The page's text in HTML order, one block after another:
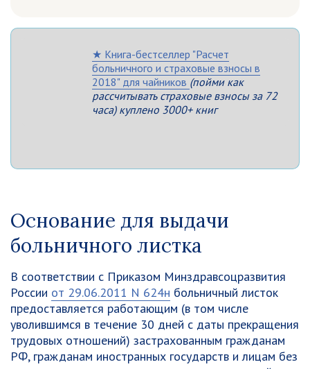
★ Книга-бестселлер "Расчет
больничного и страховые взносы в
2018" для чайников (пойми как
рассчитывать страховые взносы за 72
часа) куплено 3000+ книг
Основание для выдачи
больничного листка
В соответствии с Приказом Минздравсоцразвития
России от 29.06.2011 N 624н больничный листок
предоставляется работающим (в том числе
уволившимся в течение 30 дней с даты прекращения
трудовых отношений) застрахованным гражданам
РФ, гражданам иностранных государств и лицам без